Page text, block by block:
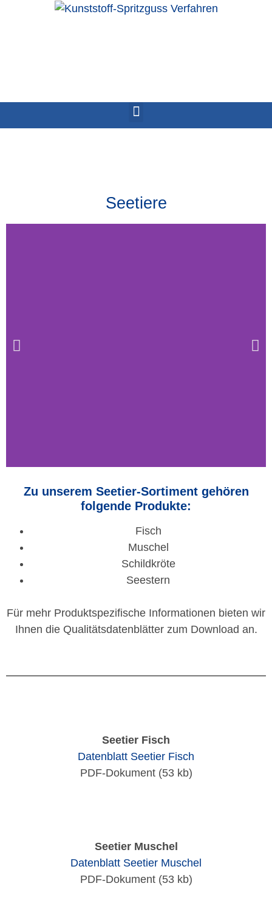
Seetiere
Zu unserem Seetier-Sortiment gehören
folgende Produkte:
Fisch
Muschel
Schildkröte
Seestern
Für mehr Produktspezifische Informationen bieten wir
Ihnen die Qualitätsdatenblätter zum Download an.
Seetier Fisch
Datenblatt Seetier Fisch
PDF-Dokument (53 kb)
Seetier Muschel
Datenblatt Seetier Muschel
PDF-Dokument (53 kb)